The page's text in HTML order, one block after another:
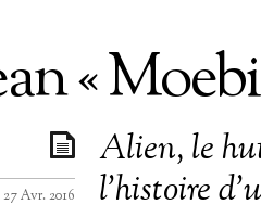
«
Alien, le
l’histoire
27 Avr. 2016